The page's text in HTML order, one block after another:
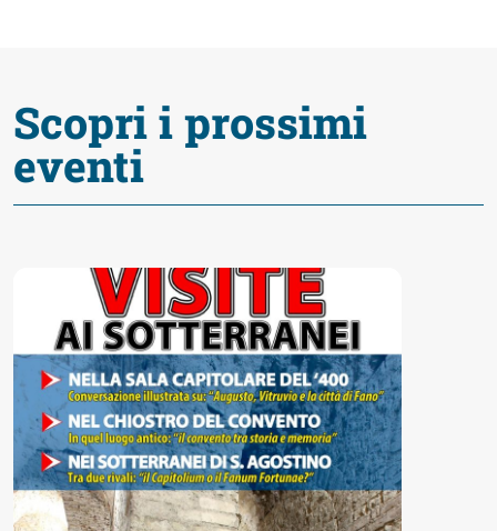
Guide
Fano
Accessibili
Scopri i prossimi
eventi